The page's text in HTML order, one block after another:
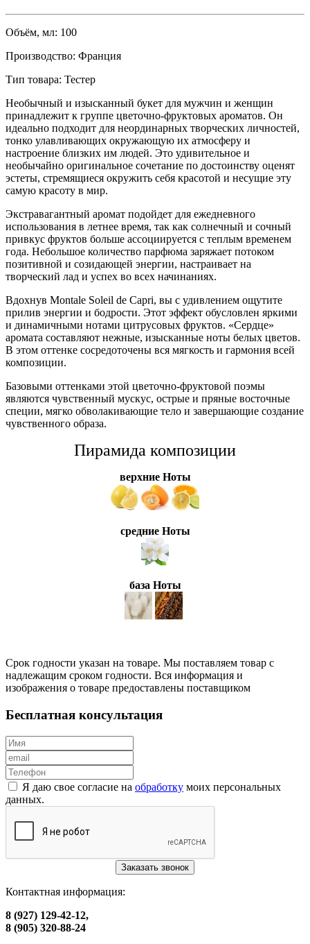
Объём, мл: 100
Производство: Франция
Тип товара: Тестер
Необычный и изысканный букет для мужчин и женщин
принадлежит к группе цветочно-фруктовых ароматов. Он
идеально подходит для неординарных творческих личностей,
тонко улавливающих окружающую их атмосферу и
настроение близких им людей. Это удивительное и
необычайно оригинальное сочетание по достоинству оценят
эстеты, стремящиеся окружить себя красотой и несущие эту
самую красоту в мир.
Экстравагантный аромат подойдет для ежедневного
использования в летнее время, так как солнечный и сочный
привкус фруктов больше ассоциируется с теплым временем
года. Небольшое количество парфюма заряжает потоком
позитивной и созидающей энергии, настраивает на
творческий лад и успех во всех начинаниях.
Вдохнув Montale Soleil de Capri, вы с удивлением ощутите
прилив энергии и бодрости. Этот эффект обусловлен яркими
и динамичными нотами цитрусовых фруктов. «Сердце»
аромата составляют нежные, изысканные ноты белых цветов.
В этом оттенке сосредоточены вся мягкость и гармония всей
композиции.
Базовыми оттенками этой цветочно-фруктовой поэмы
являются чувственный мускус, острые и пряные восточные
специи, мягко обволакивающие тело и завершающие создание
чувственного образа.
Пирамида композиции
верхние Ноты
средние Ноты
база Ноты
Срок годности указан на товаре. Мы поставляем товар с
надлежащим сроком годности. Вся информация и
изображения о товаре предоставлены поставщиком
Бесплатная консультация
Я даю свое согласие на обработку моих персональных
данных.
Заказать звонок
Контактная информация:
8 (927) 129-42-12,
8 (905) 320-88-24